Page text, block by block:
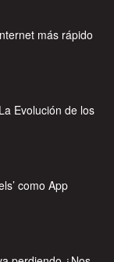
más rápido
Evolución de los
como App